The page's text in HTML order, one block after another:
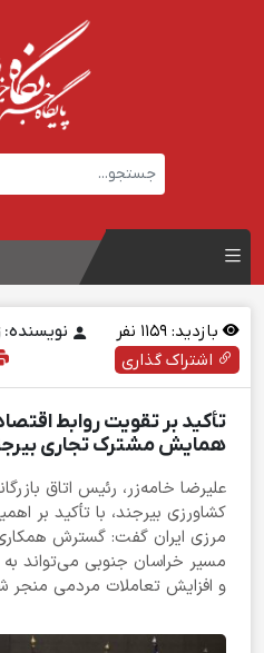
بازدید: نفر نویسنده:
اشتراک گذاری
تأکید بر تقویت روابط
همایش مشترک تجاری
علیرضا خامه‌زر، رئیس اتاق
کشاورزی بیرجند، با تأکید بر
مرزی ایران گفت: گسترش
مسیر خراسان جنوبی می‌تواند
و افزایش تعاملات مردمی منجر